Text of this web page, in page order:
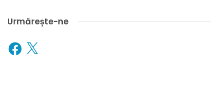
Urmărește-ne
Facebook
X